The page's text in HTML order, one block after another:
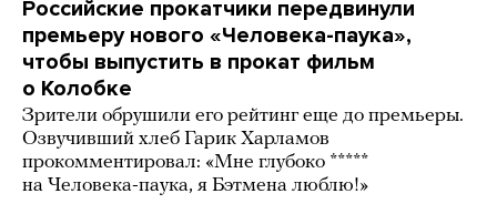
Российские прокатчики передвинули
премьеру нового «Человека-паука»,
чтобы выпустить в прокат фильм
о Колобке
Зрители обрушили его рейтинг еще до премьеры.
Озвучивший хлеб Гарик Харламов
прокомментировал: «Мне глубоко *****
на Человека-паука, я Бэтмена люблю!»